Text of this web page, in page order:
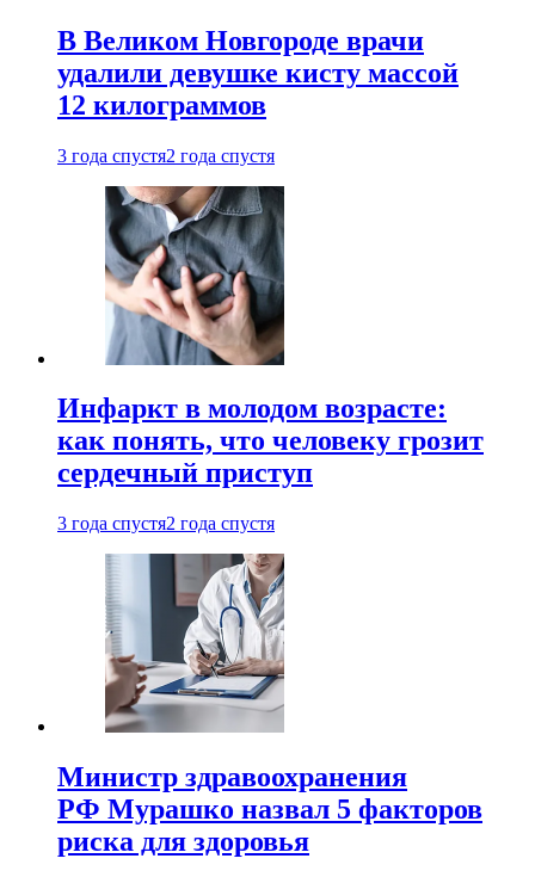
В Великом Новгороде врачи
удалили девушке кисту массой
12 килограммов
3 года спустя2 года спустя
Инфаркт в молодом возрасте:
как понять, что человеку грозит
сердечный приступ
3 года спустя2 года спустя
Министр здравоохранения
РФ Мурашко назвал 5 факторов
риска для здоровья